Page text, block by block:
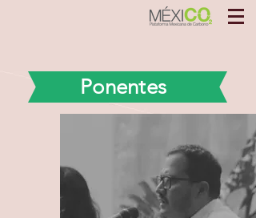
Ponentes